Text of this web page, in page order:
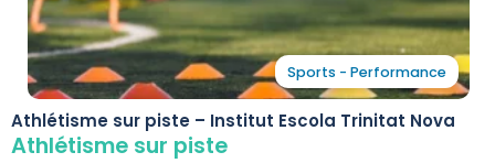
Sports - Performance
Athlétisme sur piste – Institut Escola Trinitat Nova
Athlétisme sur piste